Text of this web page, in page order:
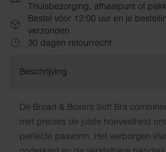
Thuisbezorging, afhaalpunt of
Bestel vóór 12:00 uur en je
verzonden
30 dagen retourrecht
Beschrijving
De Bread & Boxers Soft Bra
met precies de juiste hoeveelheid
perfecte pasvorm. Het verborgen